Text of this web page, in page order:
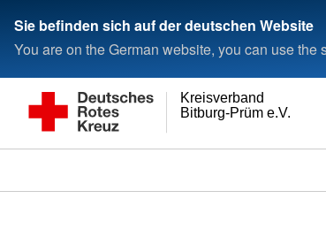
Sie befinden sich auf der deutschen Website
You are on the German website, you can use
Bitburg-Prüm e.V.
Kreisverband